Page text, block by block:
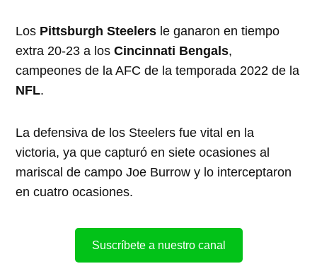
Los Pittsburgh Steelers le ganaron en tiempo
extra 20-23 a losCincinnati Bengals,
campeones de la AFC de la temporada 2022 de la
NFL.
La defensiva de los Steelers fue vital en la
victoria, ya que capturó en siete ocasiones al
mariscal de campo Joe Burrow y lo interceptaron
en cuatro ocasiones.
Suscríbete a nuestro canal